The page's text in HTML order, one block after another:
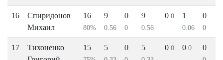
16
Спиридонов
Михаил
16
80%
9
0.56
0
0
9
0.56
0 0 1
0.06
0
0
17
Тихоненко
15 5 0 5 0 0 0 0 0